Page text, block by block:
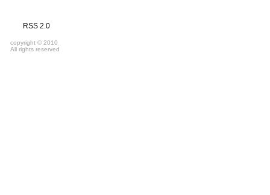
RSS 2.0
copyright © 2010
All rights reserved